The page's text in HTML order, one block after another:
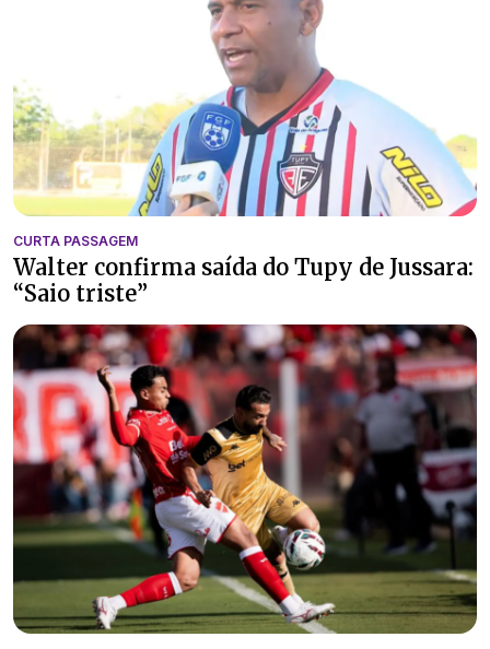
CURTA PASSAGEM
Walter confirma saída do Tupy de Jussara:
“Saio triste”